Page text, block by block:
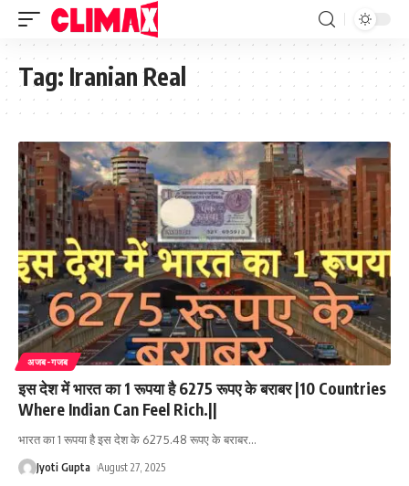
Tag: Iranian Real
अजब-गजब
इस देश में भारत का 1 रूपया है 6275 रूपए के बराबर |10 Countries
Where Indian Can Feel Rich.||
भारत का 1 रूपया है इस देश के 6275.48 रूपए के बराबर…
Jyoti Gupta August 27, 2025